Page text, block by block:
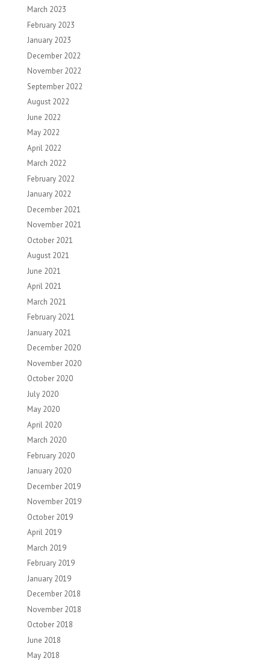
March 2023
February 2023
January 2023
December 2022
November 2022
September 2022
August 2022
June 2022
May 2022
April 2022
March 2022
February 2022
January 2022
December 2021
November 2021
October 2021
August 2021
June 2021
April 2021
March 2021
February 2021
January 2021
December 2020
November 2020
October 2020
July 2020
May 2020
April 2020
March 2020
February 2020
January 2020
December 2019
November 2019
October 2019
April 2019
March 2019
February 2019
January 2019
December 2018
November 2018
October 2018
June 2018
May 2018